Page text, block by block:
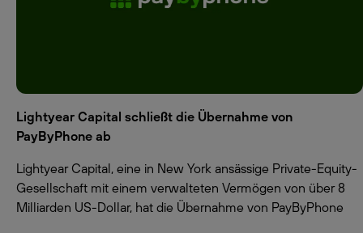
Lightyear Capital schließt die Übernahme von
PayByPhone ab
Lightyear Capital, eine in New York ansässige Private-Equity-
Gesellschaft mit einem verwalteten Vermögen von über 8
Milliarden US-Dollar, hat die Übernahme von PayByPhone